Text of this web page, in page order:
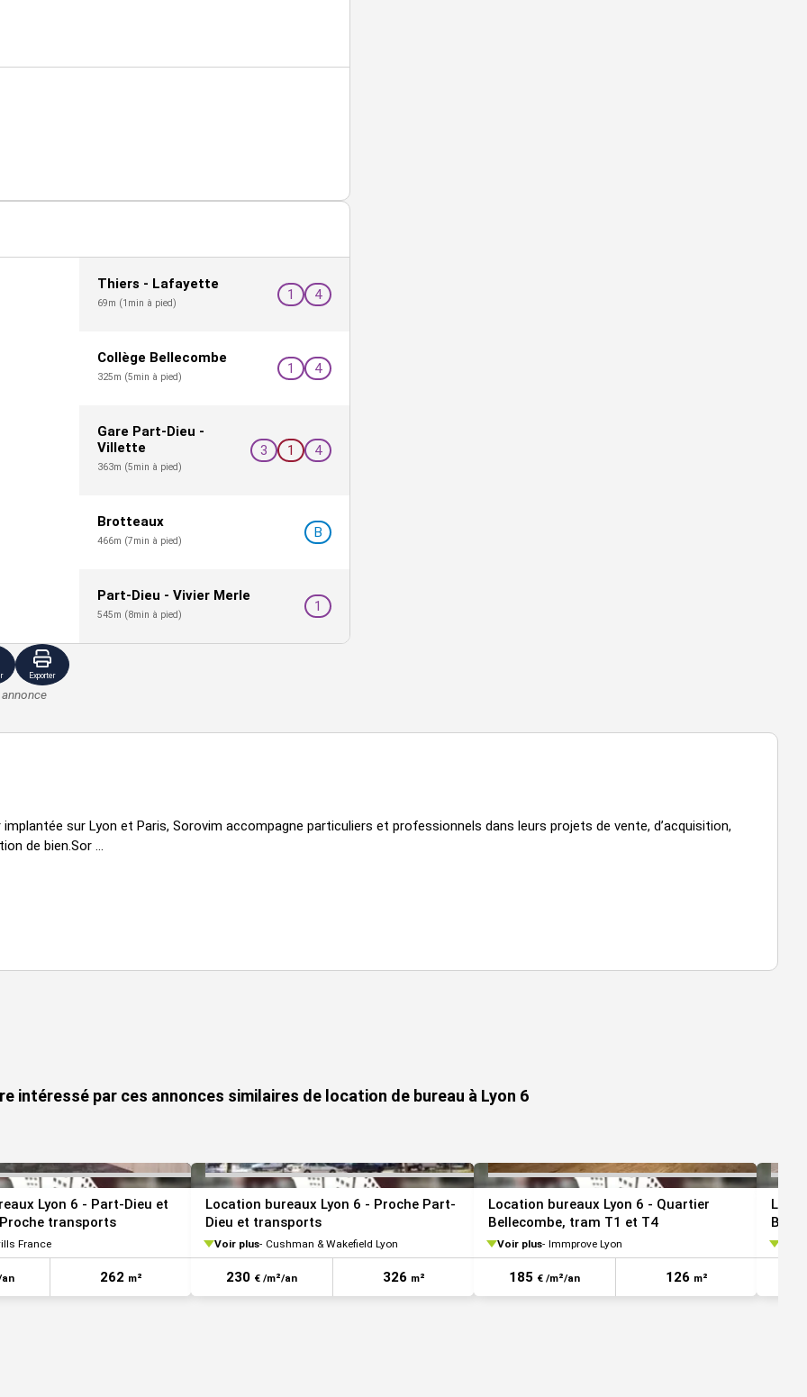
Thiers - Lafayette
69m (1min à pied)
1 4
Collège Bellecombe
325m (5min à pied)
1 4
Gare Part-Dieu -
Villette
363m (5min à pied)
3 1 4
Brotteaux
466m (7min à pied)
B
Part-Dieu - Vivier Merle
545m (8min à pied)
1
Exporter
sur Lyon et Paris, Sorovim accompagne particuliers et professionnels dans leurs projets de vente, d’acquisition,
de bien.Sor ...
intéressé par ces annonces similaires de location de bureau à Lyon 6
Lyon 6 - Part-Dieu et
transports
France
an 262 m²
Location bureaux Lyon 6 - Proche Part-
Dieu et transports
Voir plus Cushman & Wakefield Lyon
230 € /m²/an 326 m²
Location bureaux Lyon 6 - Quartier
Bellecombe, tram T1 et T4
Voir plus Immprove Lyon
185 € /m²/an 126 m²